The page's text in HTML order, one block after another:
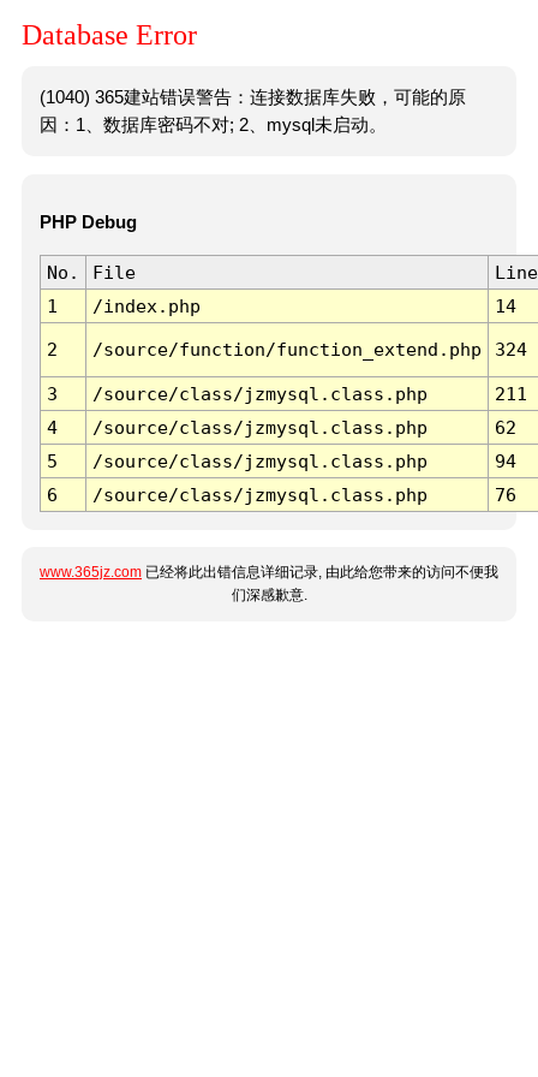
Database Error
(1040) 365建站错误警告：连接数据库失败，可能的原
因：1、数据库密码不对; 2、mysql未启动。
PHP Debug
No. File
Line
1
/index.php 14
2 /source/function/function_extend.php 324
3 /source/class/jzmysql.class.php
211
4
/source/class/jzmysql.class.php
62
5
/source/class/jzmysql.class.php
94
6
/source/class/jzmysql.class.php 76
www.365jz.com 已经将此出错信息详细记录, 由此给您带来的访问不便我
们深感歉意.